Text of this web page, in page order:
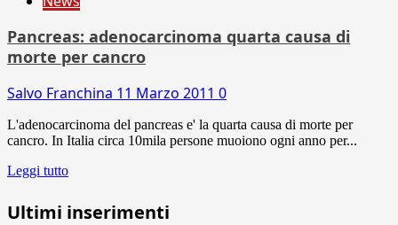
Pancreas: adenocarcinoma quarta causa di
morte per cancro
Salvo Franchina 11 Marzo 2011 0
L'adenocarcinoma del pancreas e' la quarta causa di morte per
cancro. In Italia circa 10mila persone muoiono ogni anno per...
Leggi tutto
Ultimi inserimenti